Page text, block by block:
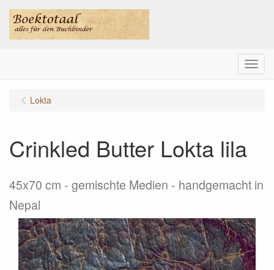
Menu
Lokta
Crinkled Butter Lokta lila
45x70 cm - gemischte Medien - handgemacht in
Nepal